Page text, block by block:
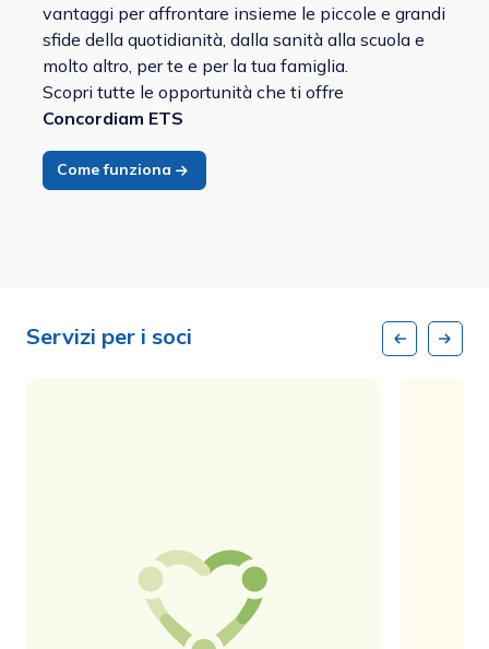
vantaggi per affrontare insieme le piccole e grandi
sfide della quotidianità, dalla sanità alla scuola e
molto altro, per te e per la tua famiglia.
Scopri tutte le opportunità che ti offre
Concordiam ETS
Come funziona
Servizi per i soci